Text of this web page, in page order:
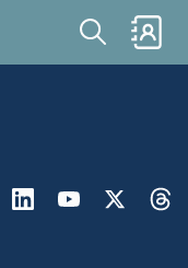
Cerca